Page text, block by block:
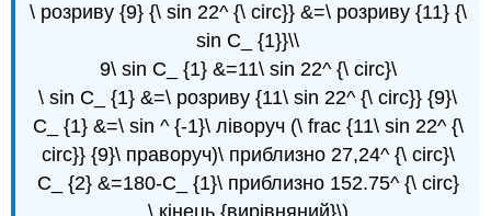
\ розриву {9} {\ sin 22^ {\ circ}} &=\ розриву {11} {\
sin C_ {1}}\\
9\ sin C_ {1} &=11\ sin 22^ {\ circ}\
\ sin C_ {1} &=\ розриву {11\ sin 22^ {\ circ}} {9}\
C_ {1} &=\ sin ^ {-1}\ ліворуч (\ frac {11\ sin 22^ {\
circ}} {9}\ праворуч)\ приблизно 27,24^ {\ circ}\
C_ {2} &=180-C_ {1}\ приблизно 152.75^ {\ circ}